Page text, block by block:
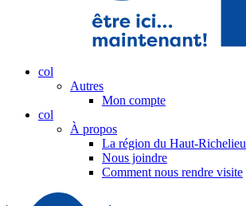
col
Autres
Mon compte
col
À propos
La région du Haut-Richelieu
Nous joindre
Comment nous rendre visite